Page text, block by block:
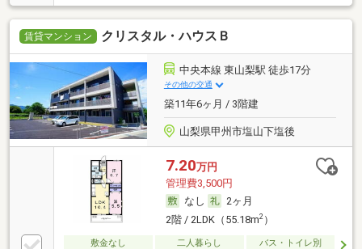
賃貸マンション クリスタル・ハウスＢ
中央本線 東山梨駅 徒歩17分
その他の交通
築11年6ヶ月 / 3階建
山梨県甲州市塩山下塩後
7.20万円
管理費3,500円
なし
2ヶ月
2階 / 2LDK（55.18m2）
敷金なし 二人暮らし バス・トイレ別